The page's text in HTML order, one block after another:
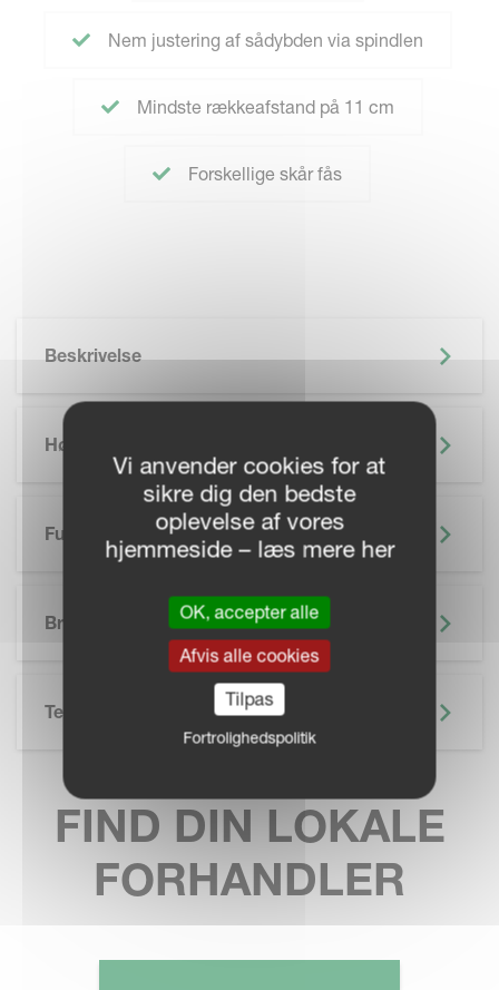
Nem justering af sådybden via spindlen
Mindste rækkeafstand på 11 cm
Forskellige skår fås
Beskrivelse
Højdepunkter
Funktioner
Brochure
Teknisk Specifikation
FIND DIN LOKALE
FORHANDLER
Vi anvender cookies for at
sikre dig den bedste
oplevelse af vores
hjemmeside – læs mere her
OK, accepter alle
Afvis alle cookies
Tilpas
Fortrolighedspolitik